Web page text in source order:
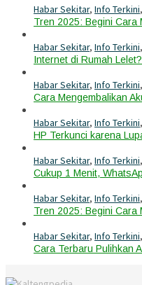
Habar Sekitar, Info Terkini,
Tren 2025: Begini
Habar Sekitar, Info Terkini,
Internet di Rumah
Habar Sekitar, Info Terkini,
Cara Mengembalikan
Habar Sekitar, Info Terkini,
HP Terkunci karena
Habar Sekitar, Info Terkini,
Cukup 1 Menit,
Habar Sekitar, Info Terkini,
Tren 2025: Begini
Habar Sekitar, Info Terkini,
Cara Terbaru Pulihkan